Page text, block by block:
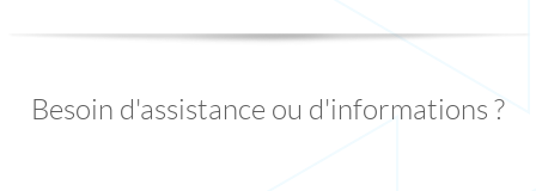
Besoin d'assistance ou d'informations ?